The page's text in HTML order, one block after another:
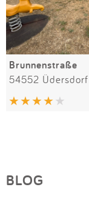
Brunnenstraße
54552 Üdersdorf
BLOG